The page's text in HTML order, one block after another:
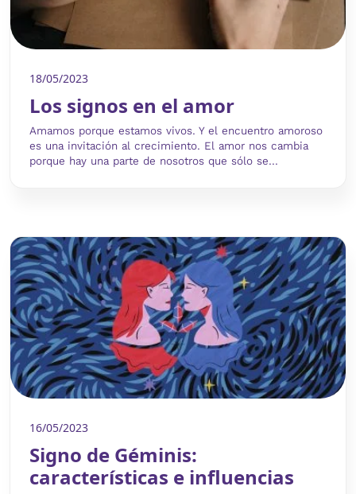
18/05/2023
Los signos en el amor
Amamos porque estamos vivos. Y el encuentro amoroso
es una invitación al crecimiento. El amor nos cambia
porque hay una parte de nosotros que sólo se...
16/05/2023
Signo de Géminis:
características e influencias